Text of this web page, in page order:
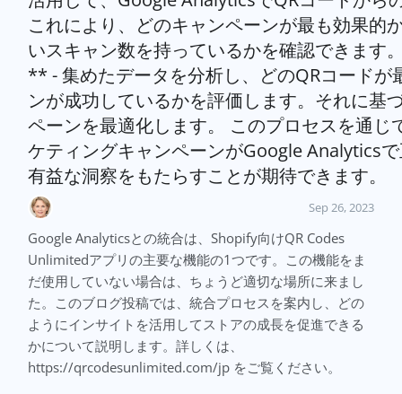
これにより、どのキャンペーンが最も効果的
いスキャン数を持っているかを確認できます
** - 集めたデータを分析し、どのQRコードが
ンが成功しているかを評価します。それに基
ペーンを最適化します。 このプロセスを通じ
ケティングキャンペーンがGoogle Analytics
有益な洞察をもたらすことが期待できます。
Sep 26, 2023
Google Analyticsとの統合は、Shopify向けQR Codes
Unlimitedアプリの主要な機能の1つです。この機能をま
だ使用していない場合は、ちょうど適切な場所に来まし
た。このブログ投稿では、統合プロセスを案内し、どの
ようにインサイトを活用してストアの成長を促進できる
かについて説明します。詳しくは、
https://qrcodesunlimited.com/jp をご覧ください。